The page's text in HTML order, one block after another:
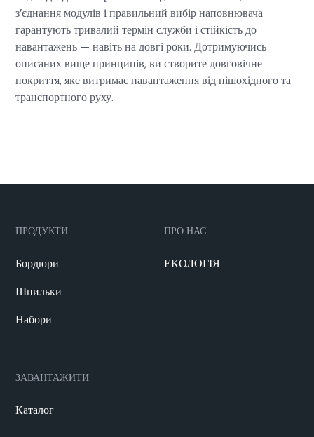
з’єднання модулів і правильний вибір наповнювача
гарантують тривалий термін служби і стійкість до
навантажень — навіть на довгі роки. Дотримуючись
описаних вище принципів, ви створите довговічне
покриття, яке витримає навантаження від пішохідного та
транспортного руху.
ПРОДУКТИ
Бордюри
Шпильки
Набори
ПРО НАС
ЕКОЛОГІЯ
ЗАВАНТАЖИТИ
Каталог